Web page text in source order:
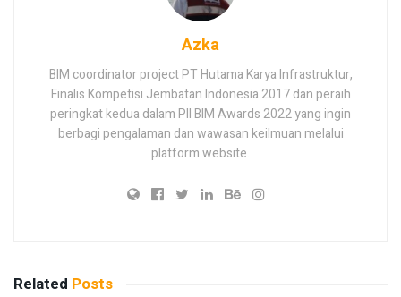
Azka
BIM coordinator project PT Hutama Karya Infrastruktur,
Finalis Kompetisi Jembatan Indonesia 2017 dan peraih
peringkat kedua dalam PII BIM Awards 2022 yang ingin
berbagi pengalaman dan wawasan keilmuan melalui
platform website.
Related Posts